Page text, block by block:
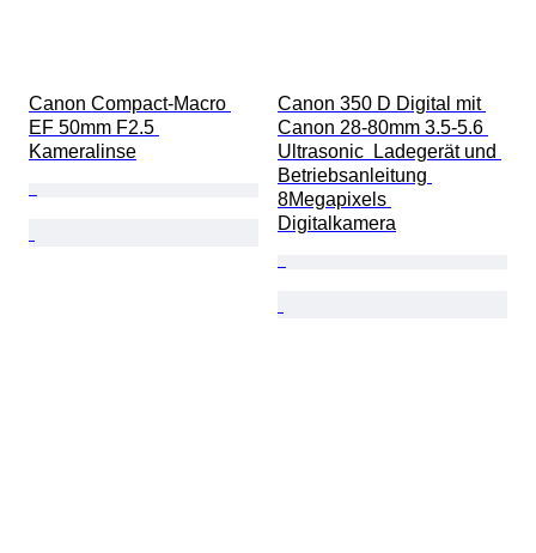
Canon Compact-Macro
EF 50mm F2.5
Kameralinse
Canon 350 D Digital mit
Canon 28-80mm 3.5-5.6
Ultrasonic  Ladegerät und
Betriebsanleitung
8Megapixels
Digitalkamera